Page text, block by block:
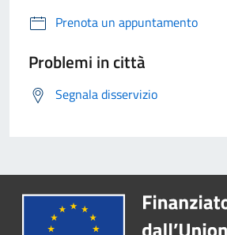
Prenota un appuntamento
Problemi in città
Segnala disservizio